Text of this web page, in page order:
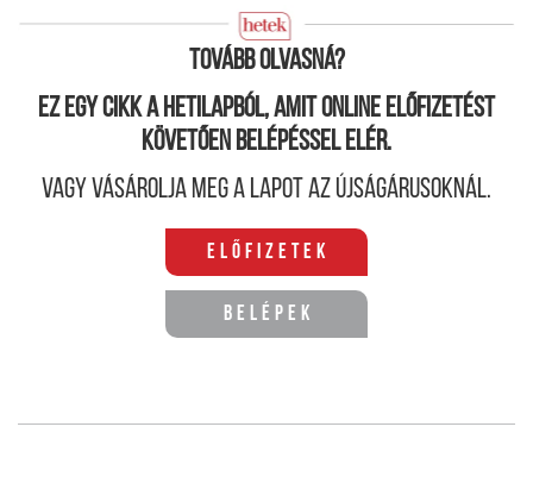
Tovább olvasná?
Ez egy cikk a hetilapból, amit online előfizetést
követően belépéssel elér.
Vagy vásárolja meg a lapot az újságárusoknál.
Előfizetek
Belépek